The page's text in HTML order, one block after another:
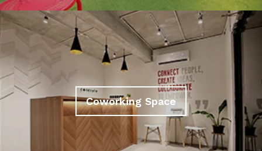
Coworking Space